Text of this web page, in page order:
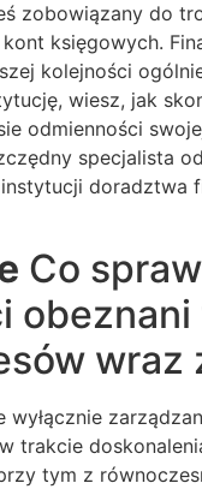
zobowiązany do
księgowych.
kolejności
wiesz, jak
odmienności
specjalista
doradztwa
Co
wraz
wyłącznie
trakcie
tym z